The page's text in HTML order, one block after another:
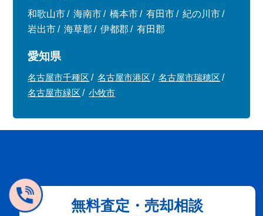
和歌山市 海南市 橋本市 有田市
紀の川市
岩出市
海草郡 伊都郡 有田郡
愛知県
名古屋市千種区 名古屋市港区
名古屋市瑞穂区
名古屋市緑区
小牧市
無料査定・売却相談